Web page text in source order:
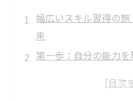
幅広いスキル習得の
来
第一歩：自分の能力
スキル向上のプロセ